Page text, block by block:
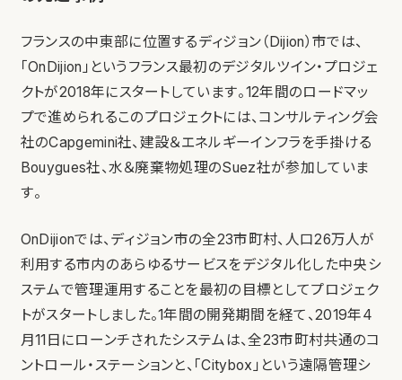
フランスの中東部に位置するディジョン（Dijion）市では、
「OnDijion」というフランス最初のデジタルツイン・プロジェ
クトが2018年にスタートしています。12年間のロードマッ
プで進められるこのプロジェクトには、コンサルティング会
社のCapgemini社、建設＆エネルギーインフラを手掛ける
Bouygues社、水＆廃棄物処理のSuez社が参加していま
す。
OnDijionでは、ディジョン市の全23市町村、人口26万人が
利用する市内のあらゆるサービスをデジタル化した中央シ
ステムで管理運用することを最初の目標としてプロジェク
トがスタートしました。1年間の開発期間を経て、2019年4
月11日にローンチされたシステムは、全23市町村共通のコ
ントロール・ステーションと、「Citybox」という遠隔管理シ